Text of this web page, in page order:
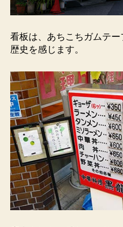
じ
る
板。
へ
看板は、あちこちガムテー
歴史を感じます。